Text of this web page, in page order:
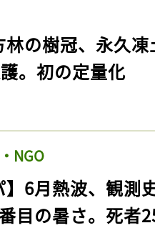
林の樹冠、永久
。初の定量化
NGO
】6月熱波、観
目の暑さ。死者
会員登録